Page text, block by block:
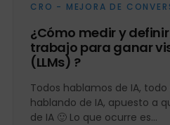
CRO - MEJORA DE
¿Cómo medir y
trabajo para ganar
(LLMs) ?
Todos hablamos de IA,
hablando de IA, apuesto a
de IA 🙂 Lo que ocurre es...